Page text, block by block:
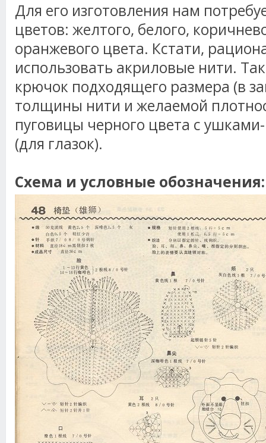
Для его изготовления нам
цветов: желтого, белого,
оранжевого цвета. Кстати,
использовать акриловые нити.
крючок подходящего размера (в
толщины нити и желаемой
пуговицы черного цвета с
(для глазок).
Схема и условные обозначения: